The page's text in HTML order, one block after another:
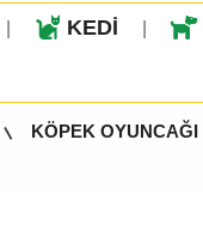
KEDİ
KÖPEK OYUNCAĞI